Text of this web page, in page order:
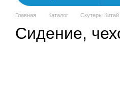
Главная Каталог Скутеры Китай
Сидение,